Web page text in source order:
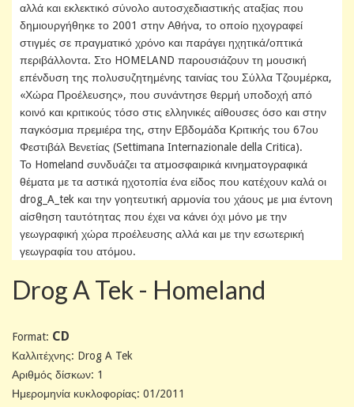
αλλά και εκλεκτικό σύνολο αυτοσχεδιαστικής αταξίας που
δημιουργήθηκε το 2001 στην Αθήνα, το οποίο ηχογραφεί
στιγμές σε πραγματικό χρόνο και παράγει ηχητικά/οπτικά
περιβάλλοντα. Στο HOMELAND παρουσιάζουν τη μουσική
επένδυση της πολυσυζητημένης ταινίας του Σύλλα Τζουμέρκα,
«Χώρα Προέλευσης», που συνάντησε θερμή υποδοχή από
κοινό και κριτικούς τόσο στις ελληνικές αίθουσες όσο και στην
παγκόσμια πρεμιέρα της, στην Εβδομάδα Κριτικής του 67ου
Φεστιβάλ Βενετίας (Settimana Internazionale della Critica).
Το Homeland συνδυάζει τα ατμοσφαιρικά κινηματογραφικά
θέματα με τα αστικά ηχοτοπία ένα είδος που κατέχουν καλά οι
drog_A_tek και την γοητευτική αρμονία του χάους με μια έντονη
αίσθηση ταυτότητας που έχει να κάνει όχι μόνο με την
γεωγραφική χώρα προέλευσης αλλά και με την εσωτερική
γεωγραφία του ατόμου.
Drog A Tek - Homeland
Format: CD
Καλλιτέχνης: Drog A Tek
Αριθμός δίσκων: 1
Ημερομηνία κυκλοφορίας: 01/2011